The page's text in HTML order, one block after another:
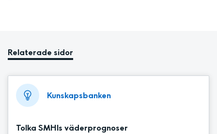
Relaterade sidor
Kunskapsbanken
Tolka SMHIs väderprognoser